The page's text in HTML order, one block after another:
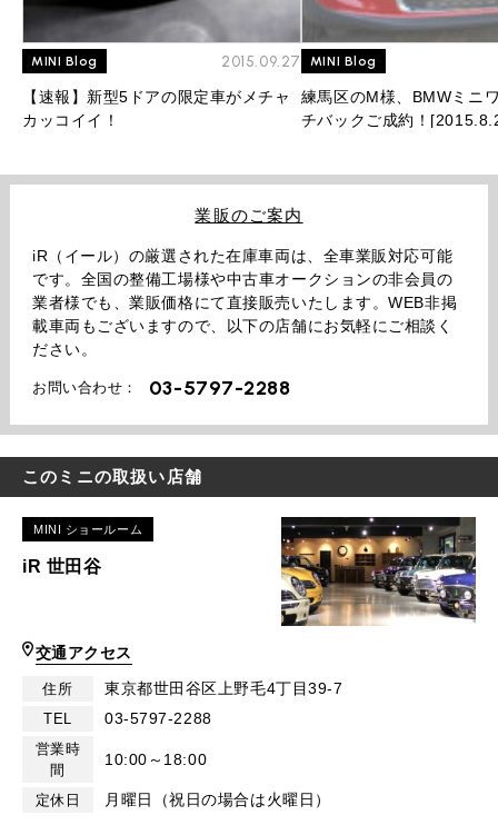
MINI Blog 2015.09.27
【速報】新型5ドアの限定車がメチャ
カッコイイ！
MINI Blog
練馬区のM様、BMWミニ
チバックご成約！
業販のご案内
iR（イール）の厳選された在庫車両は、全車業販対応可能
です。全国の整備工場様や中古車オークションの非会員の
業者様でも、業販価格にて直接販売いたします。WEB非掲
載車両もございますので、以下の店舗にお気軽にご相談く
ださい。
お問い合わせ： 03-5797-2288
このミニの取扱い店舗
MINI ショールーム
iR 世田谷
交通アクセス
住所 東京都世田谷区上野毛4丁目39-7
TEL 03-5797-2288
営業時
間
10:00～18:00
定休日 月曜日（祝日の場合は火曜日）